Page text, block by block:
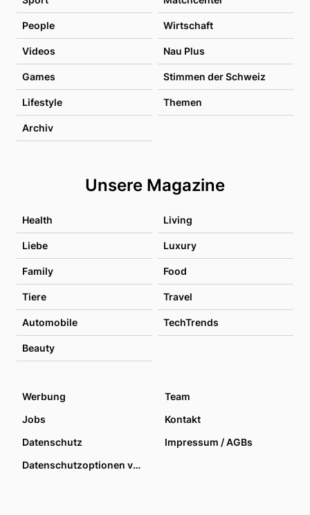
People Wirtschaft
Videos Nau Plus
Games Stimmen der Schweiz
Lifestyle Themen
Archiv
Unsere Magazine
Health Living
Liebe Luxury
Family Food
Tiere Travel
Automobile TechTrends
Beauty
Werbung
Team
Jobs
Kontakt
Datenschutz
Impressum / AGBs
Datenschutzoptionen verwalten